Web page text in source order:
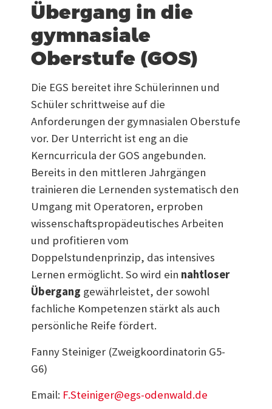
Übergang in die
gymnasiale
Oberstufe (GOS)
Die EGS bereitet ihre Schülerinnen und
Schüler schrittweise auf die
Anforderungen der gymnasialen Oberstufe
vor. Der Unterricht ist eng an die
Kerncurricula der GOS angebunden.
Bereits in den mittleren Jahrgängen
trainieren die Lernenden systematisch den
Umgang mit Operatoren, erproben
wissenschaftspropädeutisches Arbeiten
und profitieren vom
Doppelstundenprinzip, das intensives
Lernen ermöglicht. So wird ein nahtloser
Übergang gewährleistet, der sowohl
fachliche Kompetenzen stärkt als auch
persönliche Reife fördert.
Fanny Steiniger (Zweigkoordinatorin G5-
G6)
Email: F.Steiniger@egs-odenwald.de